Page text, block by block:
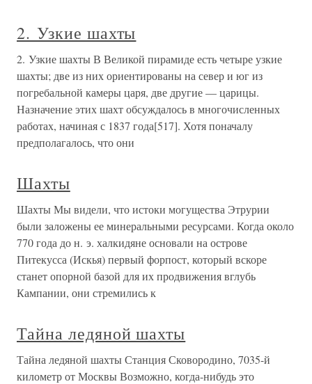
2. Узкие шахты
2. Узкие шахты В Великой пирамиде есть четыре узкие
шахты; две из них ориентированы на север и юг из
погребальной камеры царя, две другие — царицы.
Назначение этих шахт обсуждалось в многочисленных
работах, начиная с 1837 года[517]. Хотя поначалу
предполагалось, что они
Шахты
Шахты Мы видели, что истоки могущества Этрурии
были заложены ее минеральными ресурсами. Когда около
770 года до н. э. халкидяне основали на острове
Питекусса (Искья) первый форпост, который вскоре
станет опорной базой для их продвижения вглубь
Кампании, они стремились к
Тайна ледяной шахты
Тайна ледяной шахты Станция Сковородино, 7035-й
километр от Москвы Возможно, когда-нибудь это